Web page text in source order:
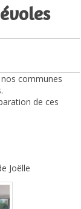
communes
de ces
Joëlle